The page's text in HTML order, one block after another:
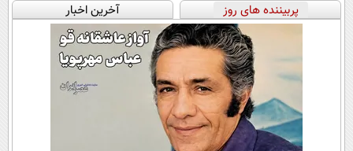
پربیننده های روز آخرین اخبار